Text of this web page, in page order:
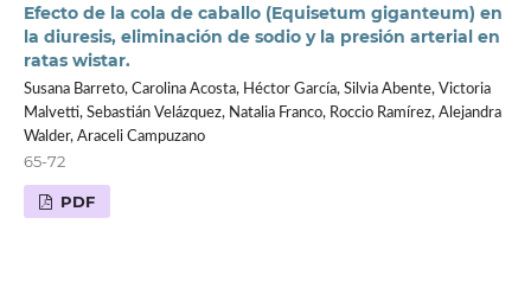
Efecto de la cola de caballo (Equisetum giganteum) en
la diuresis, eliminación de sodio y la presión arterial en
ratas wistar.
Susana Barreto, Carolina Acosta, Héctor García, Silvia Abente, Victoria
Malvetti, Sebastián Velázquez, Natalia Franco, Roccio Ramírez, Alejandra
Walder, Araceli Campuzano
65-72
PDF